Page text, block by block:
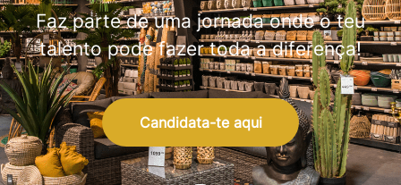
Faz parte de uma jornada onde o teu
talento pode fazer toda a diferença!
Candidata-te aqui